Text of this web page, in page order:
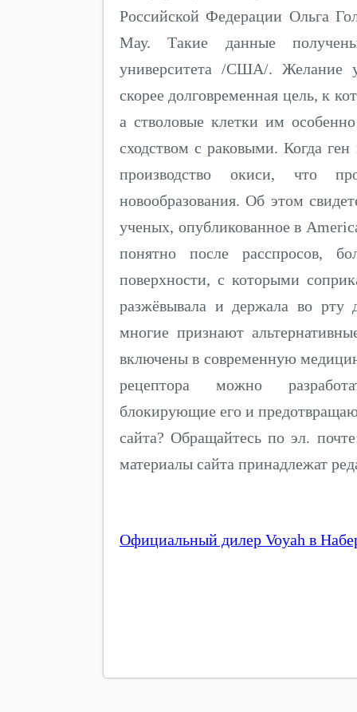
Российской Федерации Ольга
Мау. Такие данные
университета /США/. Желание
скорее долговременная цель, к
а стволовые клетки им
сходством с раковыми. Когда
производство окиси, что
новообразования. Об этом
ученых, опубликованное в
понятно после расспросов,
поверхности, с которыми
разжёвывала и держала во рту
многие признают
включены в современную
рецептора можно
блокирующие его и
сайта? Обращайтесь по эл.
материалы сайта принадлежат
Официальный дилер Voyah в